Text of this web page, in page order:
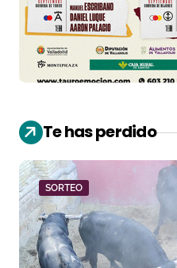
Te has perdido
SORTEO